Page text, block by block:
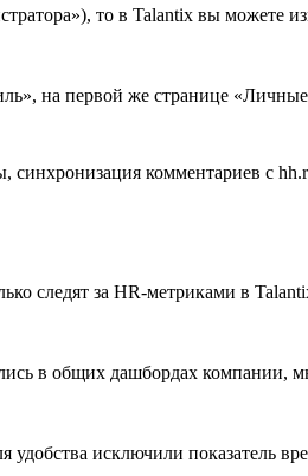
то в Talantix вы можете
на первой же странице
следят за HR-метриками в
в общих дашбордах компании,
исключили показатель